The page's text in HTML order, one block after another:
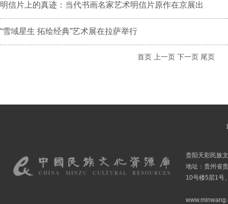
明信片上的真迹：当代书画名家艺术明信片原作在京展出
“雪域星生 拓绘经典”艺术展在拉萨举行
首页 上一页 下一页 尾页
贵阳天彩民族
地址：贵州省
10号楼5层1号